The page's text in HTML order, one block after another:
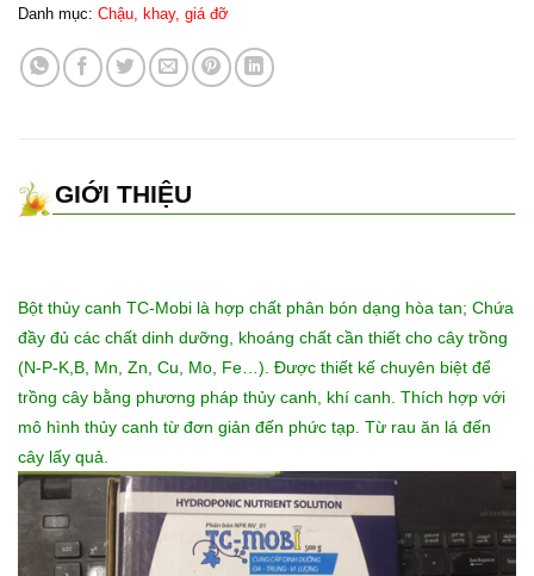
Danh mục: Chậu, khay, giá đỡ
GIỚI THIỆU
Bột thủy canh TC-Mobi là hợp chất phân bón dạng hòa tan; Chứa
đầy đủ các chất dinh dưỡng, khoáng chất cần thiết cho cây trồng
(N-P-K,B, Mn, Zn, Cu, Mo, Fe…). Được thiết kế chuyên biệt để
trồng cây bằng phương pháp thủy canh, khí canh. Thích hợp với
mô hình thủy canh từ đơn giản đến phức tạp. Từ rau ăn lá đến
cây lấy quả.